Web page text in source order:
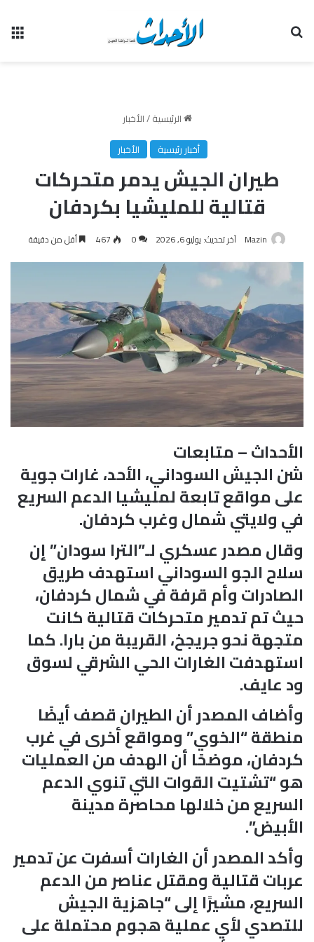
الرئيسية/الأخبار
أخبار رئيسية
الأخبار
طيران الجيش يدمر متحركات
قتالية للمليشيا بكردفان
Mazin آخر تحديث: يوليو 6, 2026 0
467 أقل من دقيقة
الأحداث – متابعات
شن الجيش السوداني، الأحد، غارات جوية
على مواقع تابعة لمليشيا الدعم السريع
في ولايتي شمال وغرب كردفان.
وقال مصدر عسكري لـ”الترا سودان” إن
سلاح الجو السوداني استهدف طريق
الصادرات وأم قرفة في شمال كردفان،
حيث تم تدمير متحركات قتالية كانت
متجهة نحو جريجخ، القريبة من بارا. كما
استهدفت الغارات الحي الشرقي لسوق
ود عايف.
وأضاف المصدر أن الطيران قصف أيضًا
منطقة “الخوي” ومواقع أخرى في غرب
كردفان، موضحًا أن الهدف من العمليات
هو “تشتيت القوات التي تنوي الدعم
السريع من خلالها محاصرة مدينة
الأبيض”.
وأكد المصدر أن الغارات أسفرت عن تدمير
عربات قتالية ومقتل عناصر من الدعم
السريع، مشيرًا إلى “جاهزية الجيش
للتصدي لأي عملية هجوم محتملة على